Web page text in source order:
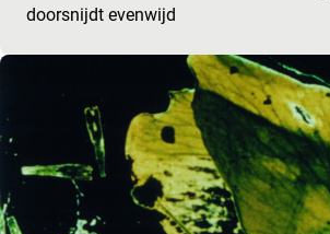
doorsnijdt evenwijd